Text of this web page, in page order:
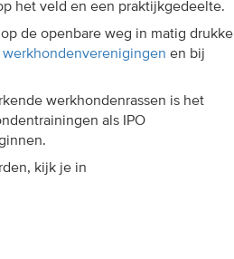
het veld en een praktijkgedeelte.
de openbare weg in matig drukke
werkhondenverenigingen en bij
werkhondenrassen is het
als IPO
kijk je in